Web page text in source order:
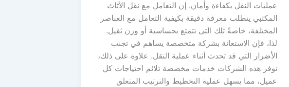
عمليات النقل بكفاءة وأمان. إن التعامل مع نقل الأثاث
المكتبي يتطلب معرفة دقيقة بكيفية التعامل مع العناصر
المختلفة، خاصةً تلك التي تتمتع بحساسية أو وزن ثقيل.
لذا، فإن الاستعانة بشركة متخصصة يساهم في تجنب
الأضرار التي قد تحدث أثناء عملية النقل. علاوة على ذلك،
توفر هذه الشركات خدمات مخصصة تلائم احتياجات كل
عميل، مما يسهل عملية التخطيط والترتيب المتعلق